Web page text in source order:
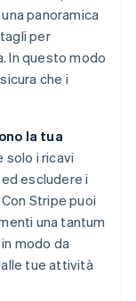
panoramica
per
In questo modo
che i
la tua
i ricavi
escludere i
Stripe puoi
una tantum
modo da
tue attività